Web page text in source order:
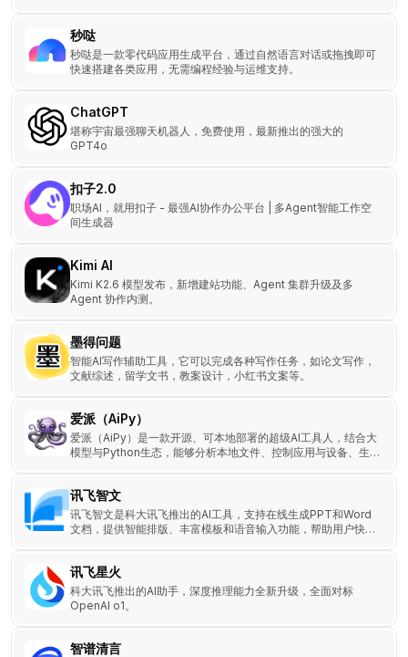
秒哒
秒哒是一款零代码应用生成平台，通过自然语言对话或拖拽即可
快速搭建各类应用，无需编程经验与运维支持。
ChatGPT
堪称宇宙最强聊天机器人，免费使用，最新推出的强大的
GPT4o
扣子2.0
职场AI，就用扣子 - 最强AI协作办公平台 | 多Agent智能工作空
间生成器
Kimi AI
Kimi K2.6 模型发布，新增建站功能、Agent 集群升级及多
Agent 协作内测。
墨得问题
智能AI写作辅助工具，它可以完成各种写作任务，如论文写作，
文献综述，留学文书，教案设计，小红书文案等。
爱派（AiPy）
爱派（AiPy）是一款开源、可本地部署的超级AI工具人，结合大
模型与Python生态，能够分析本地文件、控制应用与设备、生
讯飞智文
讯飞智文是科大讯飞推出的AI工具，支持在线生成PPT和Word
文档，提供智能排版、丰富模板和语音输入功能，帮助用户快速
讯飞星火
科大讯飞推出的AI助手，深度推理能力全新升级，全面对标
OpenAI o1。
智谱清言